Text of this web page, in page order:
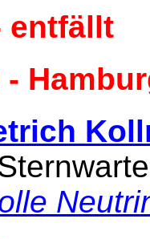
entfällt
-